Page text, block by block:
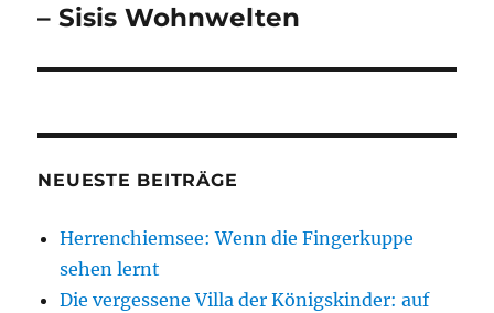
Beitrag:
– Sisis Wohnwelten
NEUESTE BEITRÄGE
Herrenchiemsee: Wenn die Fingerkuppe
sehen lernt
Die vergessene Villa der Königskinder: auf